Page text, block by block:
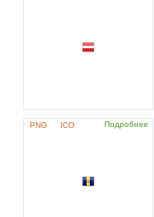
PNG ICO Подробнее